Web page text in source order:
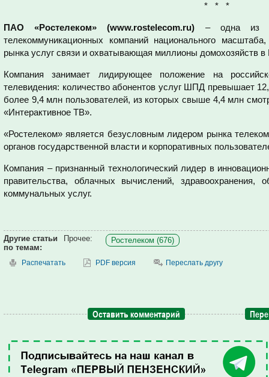
* * *
ПАО «Ростелеком» (www.rostelecom.ru) – одна из
телекоммуникационных компаний национального
рынка услуг связи и охватывающая миллионы домохозяйств в
Компания занимает лидирующее положение на
телевидения: количество абонентов услуг ШПД превышает
более 9,4 млн пользователей, из которых свыше 4,4 млн
«Интерактивное ТВ».
«Ростелеком» является безусловным лидером рынка
органов государственной власти и корпоративных
Компания – признанный технологический лидер в
правительства, облачных вычислений, здравоохранения,
коммунальных услуг.
Другие статьи
по темам:
Прочее: Ростелеком (676)
Распечатать PDF версия Переслать другу
Оставить комментарий